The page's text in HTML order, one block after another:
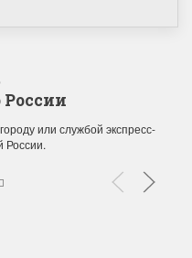
России
или службой экспресс-
России.